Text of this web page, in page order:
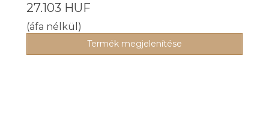
27.103 HUF
(áfa nélkül)
Termék megjelenítése